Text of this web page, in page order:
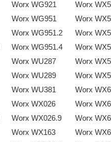
Worx WG921
Worx
Worx WG951
Worx
Worx WG951.2
Worx
Worx WG951.4
Worx
Worx WU287
Worx
Worx WU289
Worx
Worx WU381
Worx
Worx WX026
Worx
Worx WX026.9
Worx
Worx WX163
Worx